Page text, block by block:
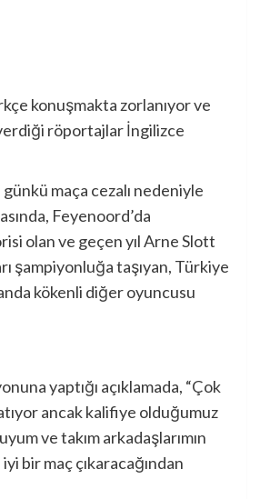
konuşmakta zorlanıyor ve
röportajlar İngilizce
maça cezalı nedeniyle
Feyenoord’da
olan ve geçen yıl Arne Slott
şampiyonluğa taşıyan, Türkiye
kökenli diğer oyuncusu
yaptığı açıklamada, “Çok
ancak kalifiye olduğumuz
ve takım arkadaşlarımın
bir maç çıkaracağından